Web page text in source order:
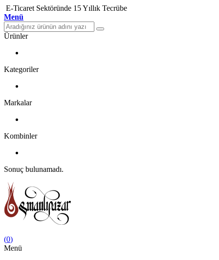
E-Ticaret Sektöründe 15 Yıllık Tecrübe
Menü
Ürünler
Kategoriler
Markalar
Kombinler
Sonuç bulunamadı.
(0)
Menü